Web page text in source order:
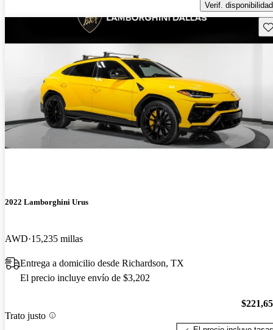
Verif. disponibilidad
2022 Lamborghini Urus
AWD 15,235 millas
Entrega a domicilio desde Richardson, TX
El precio incluye envío de $3,202
Trato justo